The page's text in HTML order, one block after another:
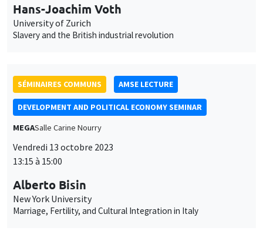
Hans-Joachim Voth
University of Zurich
Slavery and the British industrial revolution
SÉMINAIRES COMMUNS AMSE LECTURE
DEVELOPMENT AND POLITICAL ECONOMY SEMINAR
MEGASalle Carine Nourry
Vendredi 13 octobre 2023
13:15 à 15:00
Alberto Bisin
New York University
Marriage, Fertility, and Cultural Integration in Italy